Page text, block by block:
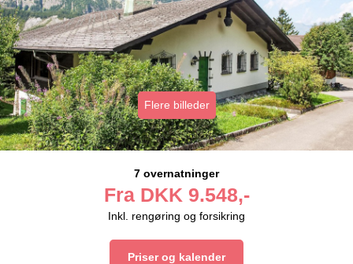
Flere billeder
7 overnatninger
Fra DKK 9.548,-
Inkl. rengøring og forsikring
Priser og kalender